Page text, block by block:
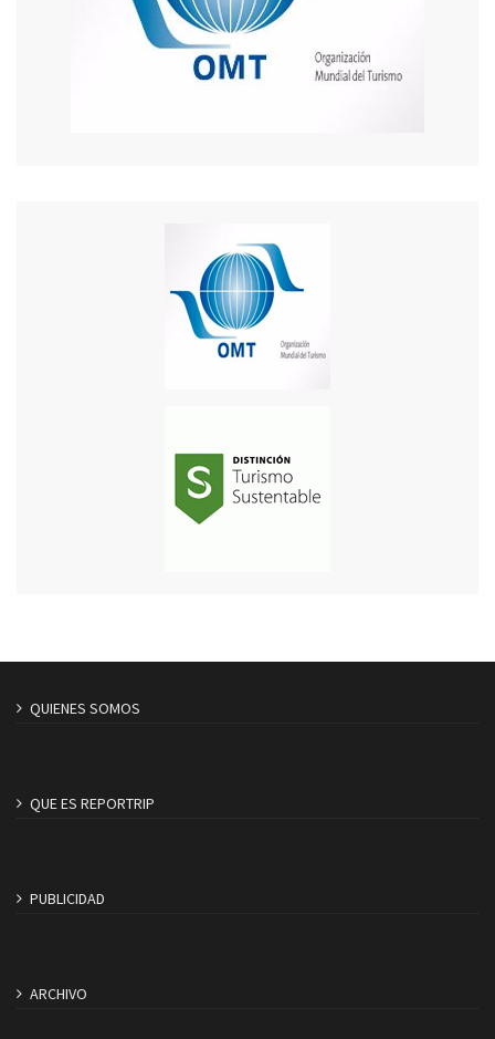
QUIENES SOMOS
QUE ES REPORTRIP
PUBLICIDAD
ARCHIVO